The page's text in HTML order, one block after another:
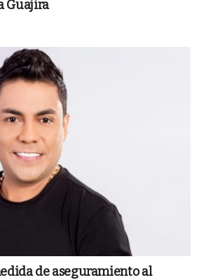
Guajira
de aseguramiento al